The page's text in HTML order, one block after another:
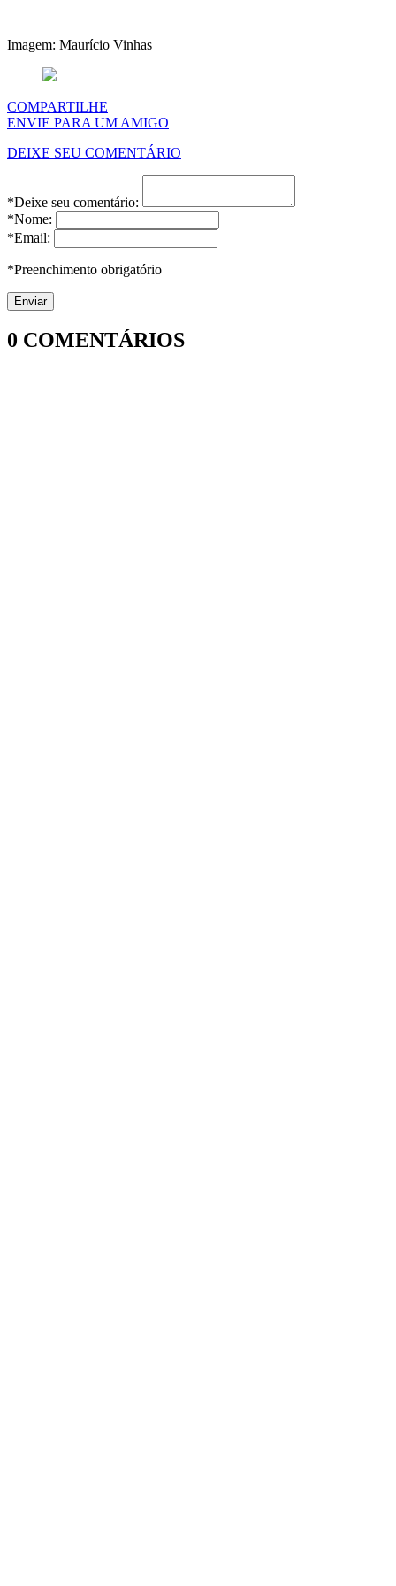
Imagem: Maurício Vinhas
COMPARTILHE
ENVIE PARA UM AMIGO
DEIXE SEU COMENTÁRIO
*Deixe seu comentário:
*Nome:
*Email:
*Preenchimento obrigatório
0 COMENTÁRIOS